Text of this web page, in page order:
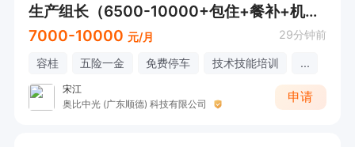
生产组长（6500-10000+包住+餐补+机器人行业）
7000-10000 元/月 29分钟前
容桂 五险一金 免费停车 技术技能培训 ...
宋江
奥比中光 (广东顺德) 科技有限公司
申请